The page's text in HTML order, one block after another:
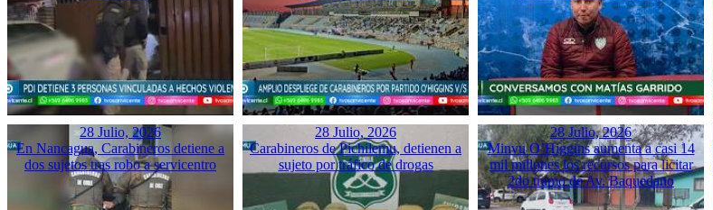
28 Julio, 2026
En Nancagua, Carabineros detiene a
dos sujetos tras robo a servicentro
28 Julio, 2026
Carabineros de Pichilemu, detienen a
sujeto por tráfico de drogas
28 Julio, 2026
Minvu O’Higgins aumenta a casi 14
mil millones los recursos para licitar
2do tramo de Av. Baquedano